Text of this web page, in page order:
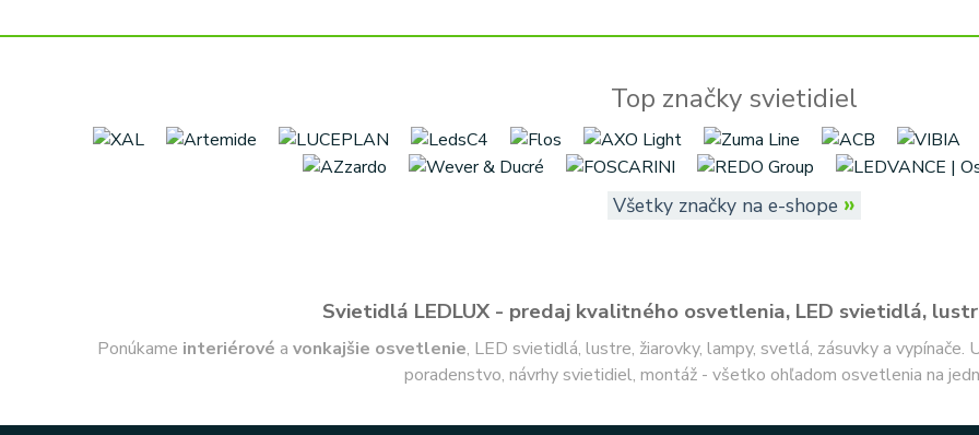
Top značky svietidiel
Všetky značky na e-shope »
Svietidlá LEDLUX - predaj kvalitného osvetlenia, LED svietidlá,
Ponúkame interiérové a vonkajšie osvetlenie, LED svietidlá, lustre, žiarovky, lampy, svetlá, zásuvky a
poradenstvo, návrhy svietidiel, montáž - všetko ohľadom osvetlenia na